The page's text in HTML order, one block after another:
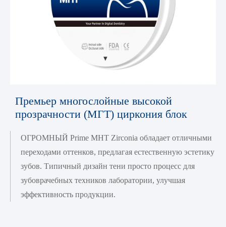
Премьер многослойные высокой
прозрачности (МГТ) циркония блок
ОГРОМНЫЙ Prime MHT Zirconia обладает отличными
переходами оттенков, предлагая естественную эстетику
зубов. Типичный дизайн тени просто процесс для
зубоврачебных техников лаборатории, улучшая
эффективность продукции.